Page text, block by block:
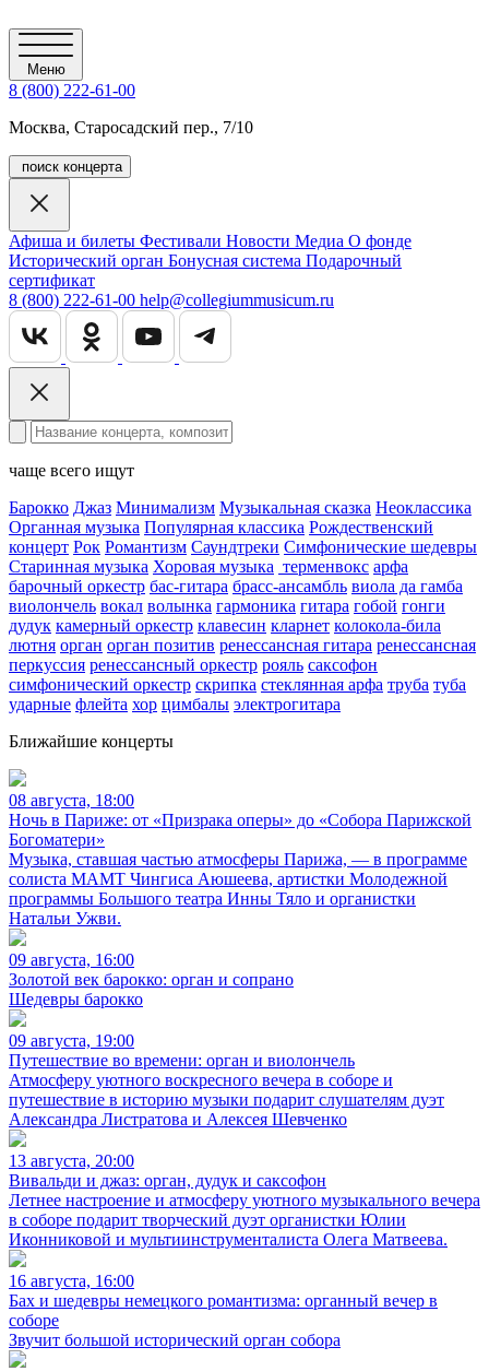
Меню
8 (800) 222-61-00
Москва, Старосадский пер., 7/10
поиск концерта
Афиша и билеты Фестивали Новости Медиа О фонде
Исторический орган Бонусная система Подарочный
сертификат
8 (800) 222-61-00 help@collegiummusicum.ru
чаще всего ищут
Барокко Джаз Минимализм Музыкальная сказка Неоклассика
Органная музыка Популярная классика Рождественский
концерт Рок Романтизм Саундтреки Симфонические шедевры
Старинная музыка Хоровая музыка терменвокс арфа
барочный оркестр бас-гитара брасс-ансамбль виола да гамба
виолончель вокал волынка гармоника гитара гобой гонги
дудук камерный оркестр клавесин кларнет колокола-била
лютня орган орган позитив ренессансная гитара ренессансная
перкуссия ренессансный оркестр рояль саксофон
симфонический оркестр скрипка стеклянная арфа труба туба
ударные флейта хор цимбалы электрогитара
Ближайшие концерты
08 августа, 18:00
Ночь в Париже: от «Призрака оперы» до «Собора Парижской
Богоматери»
Музыка, ставшая частью атмосферы Парижа, — в программе
солиста МАМТ Чингиса Аюшеева, артистки Молодежной
программы Большого театра Инны Тяло и органистки
Натальи Ужви.
09 августа, 16:00
Золотой век барокко: орган и сопрано
Шедевры барокко
09 августа, 19:00
Путешествие во времени: орган и виолончель
Атмосферу уютного воскресного вечера в соборе и
путешествие в историю музыки подарит слушателям дуэт
Александра Листратова и Алексея Шевченко
13 августа, 20:00
Вивальди и джаз: орган, дудук и саксофон
Летнее настроение и атмосферу уютного музыкального вечера
в соборе подарит творческий дуэт органистки Юлии
Иконниковой и мультиинструменталиста Олега Матвеева.
16 августа, 16:00
Бах и шедевры немецкого романтизма: органный вечер в
соборе
Звучит большой исторический орган собора